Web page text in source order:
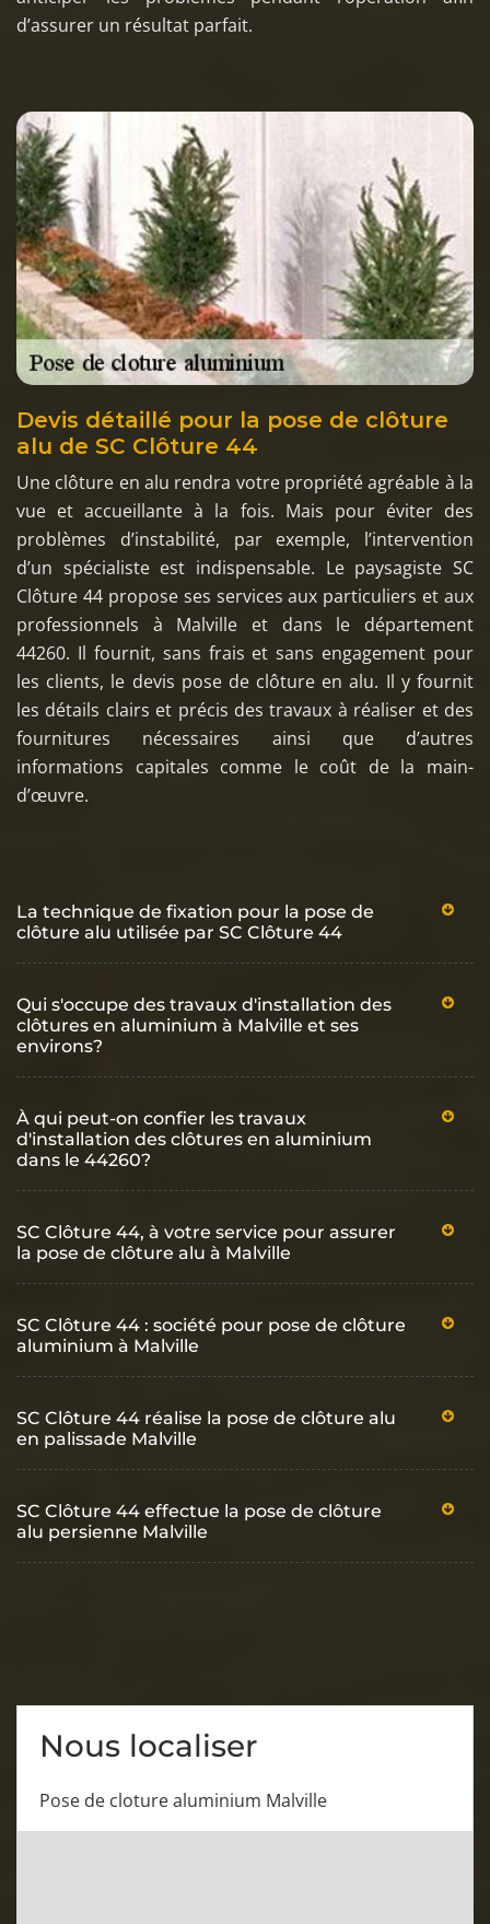
d’assurer un résultat parfait.
Devis détaillé pour la pose de clôture
alu de SC Clôture 44
Une clôture en alu rendra votre propriété agréable à la
vue et accueillante à la fois. Mais pour éviter des
problèmes d’instabilité, par exemple, l’intervention
d’un spécialiste est indispensable. Le paysagiste SC
Clôture 44 propose ses services aux particuliers et aux
professionnels à Malville et dans le département
44260. Il fournit, sans frais et sans engagement pour
les clients, le devis pose de clôture en alu. Il y fournit
les détails clairs et précis des travaux à réaliser et des
fournitures nécessaires ainsi que d’autres
informations capitales comme le coût de la main-
d’œuvre.
La technique de fixation pour la pose de
clôture alu utilisée par SC Clôture 44
Qui s'occupe des travaux d'installation des
clôtures en aluminium à Malville et ses
environs?
À qui peut-on confier les travaux
d'installation des clôtures en aluminium
dans le 44260?
SC Clôture 44, à votre service pour assurer
la pose de clôture alu à Malville
SC Clôture 44 : société pour pose de clôture
aluminium à Malville
SC Clôture 44 réalise la pose de clôture alu
en palissade Malville
SC Clôture 44 effectue la pose de clôture
alu persienne Malville
Nous localiser
Pose de cloture aluminium Malville